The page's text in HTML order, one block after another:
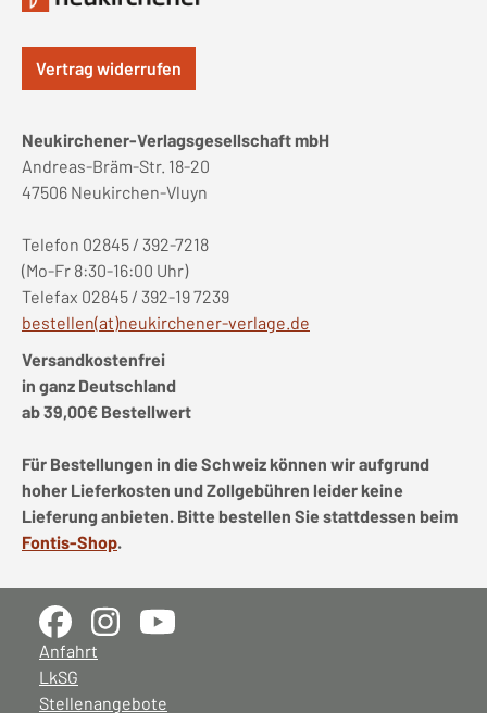
Vertrag widerrufen
Neukirchener-Verlagsgesellschaft mbH
Andreas-Bräm-Str. 18-20
47506 Neukirchen-Vluyn
Telefon 02845 / 392-7218
(Mo-Fr 8:30-16:00 Uhr)
Telefax 02845 / 392-19 7239
bestellen(at)neukirchener-verlage.de
Versandkostenfrei
in ganz Deutschland
ab 39,00€ Bestellwert
Für Bestellungen in die Schweiz können wir aufgrund
hoher Lieferkosten und Zollgebühren leider keine
Lieferung anbieten. Bitte bestellen Sie stattdessen beim
Fontis-Shop.
Anfahrt
LkSG
Stellenangebote